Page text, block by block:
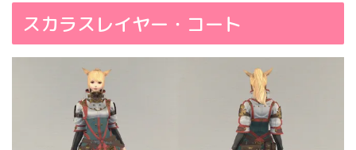
スカラスレイヤー・コート